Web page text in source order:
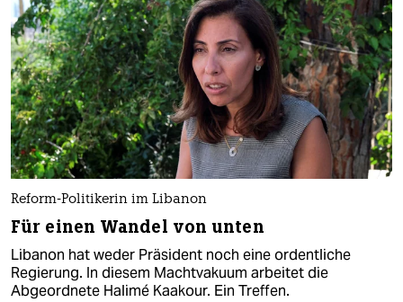
Reform-Politikerin im Libanon
Für einen Wandel von unten
Libanon hat weder Präsident noch eine ordentliche
Regierung. In diesem Machtvakuum arbeitet die
Abgeordnete Halimé Kaakour. Ein Treffen.